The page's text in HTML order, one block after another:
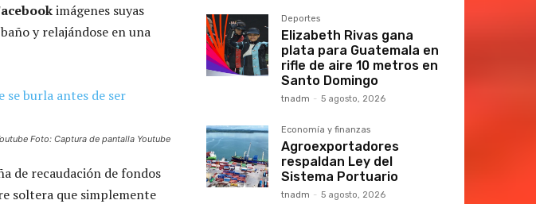
imágenes suyas
y relajándose en una
Foto: Captura de pantalla Youtube
de recaudación de fondos
soltera que simplemente
Deportes
Elizabeth Rivas gana
plata para Guatemala en
rifle de aire 10 metros en
Santo Domingo
tnadm - 5 agosto, 2026
Economía y finanzas
Agroexportadores
respaldan Ley del
Sistema Portuario
tnadm - 5 agosto, 2026